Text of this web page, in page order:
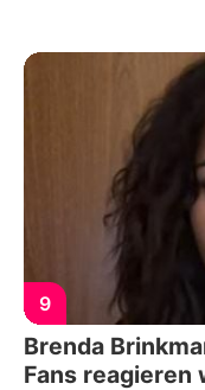
9
Brenda
Fans reagieren